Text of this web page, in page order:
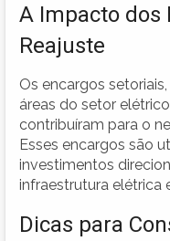
A Impacto dos
Reajuste
Os encargos
áreas do setor
contribuíram para o
Esses encargos são
investimentos
infraestrutura elétrica
Dicas para